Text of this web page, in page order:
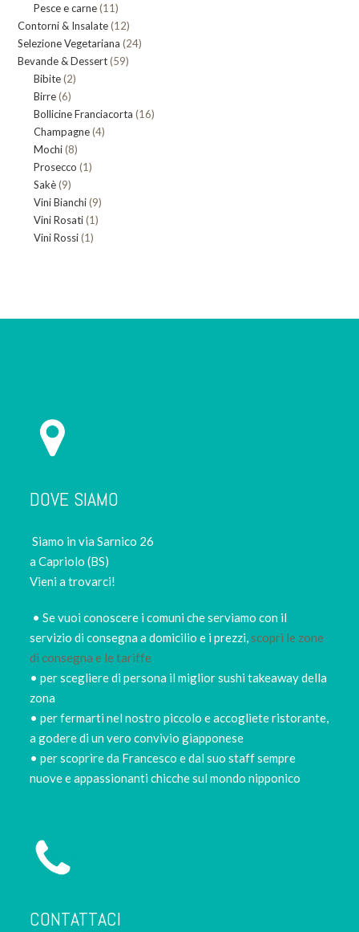
prodotti
Pesce e carne 1111
prodotti
Contorni & Insalate 1212
prodotti
Selezione Vegetariana 2424
Bevande & Dessert 5959
Bibite 22
Birre 66
prodotti
Bollicine Franciacorta 1616
Champagne 44
Mochi 88
prodotti
Prosecco 11
Sakè 99
prodotti
Vini Bianchi 99
Vini Rosati 11
Vini Rossi 11
DOVE SIAMO
Siamo in via Sarnico 26
a Capriolo (BS)
Vieni a trovarci!
• Se vuoi conoscere i comuni che serviamo con il
servizio di consegna a domicilio e i prezzi,scopri le zone
di consegna e le tariffe
• per scegliere di persona il miglior sushi takeaway della
zona
• per fermarti nel nostro piccolo e accogliete ristorante,
a godere di un vero convivio giapponese
• per scoprire da Francesco e dal suo staff sempre
nuove e appassionanti chicche sul mondo nipponico
CONTATTACI